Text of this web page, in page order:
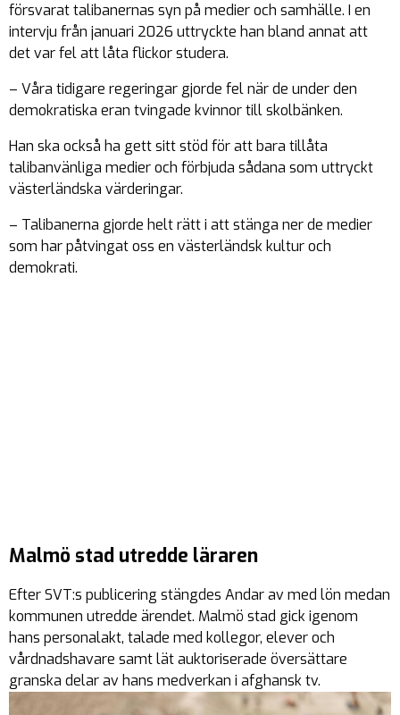
försvarat talibanernas syn på medier och samhälle. I en
intervju från januari 2026 uttryckte han bland annat att
det var fel att låta flickor studera.
– Våra tidigare regeringar gjorde fel när de under den
demokratiska eran tvingade kvinnor till skolbänken.
Han ska också ha gett sitt stöd för att bara tillåta
talibanvänliga medier och förbjuda sådana som uttryckt
västerländska värderingar.
– Talibanerna gjorde helt rätt i att stänga ner de medier
som har påtvingat oss en västerländsk kultur och
demokrati.
Malmö stad utredde läraren
Efter SVT:s publicering stängdes Andar av med lön medan
kommunen utredde ärendet. Malmö stad gick igenom
hans personalakt, talade med kollegor, elever och
vårdnadshavare samt lät auktoriserade översättare
granska delar av hans medverkan i afghansk tv.